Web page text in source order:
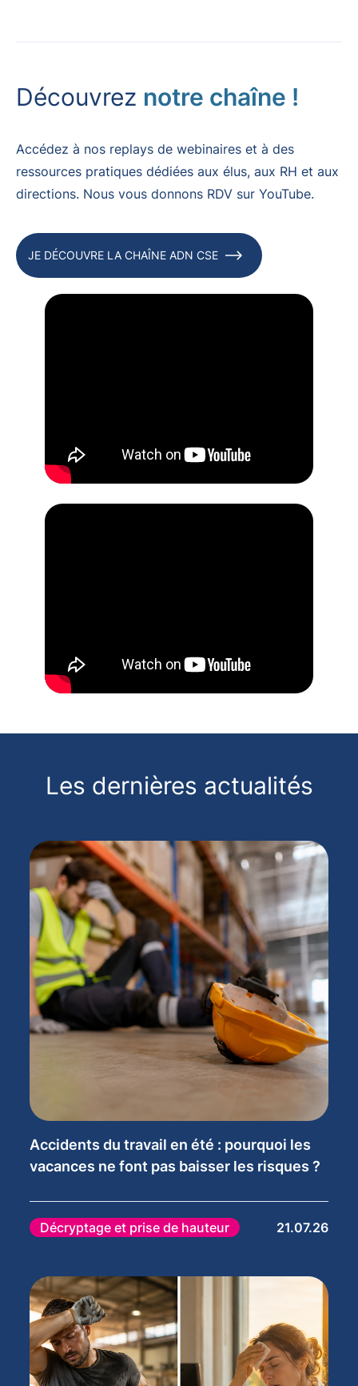
Découvrez notre chaîne !
Accédez à nos replays de webinaires et à des
ressources pratiques dédiées aux élus, aux RH et aux
directions. Nous vous donnons RDV sur YouTube.
JE DÉCOUVRE LA CHAÎNE ADN CSE
Les dernières actualités
Accidents du travail en été : pourquoi les
vacances ne font pas baisser les risques ?
Décryptage et prise de hauteur 21.07.26